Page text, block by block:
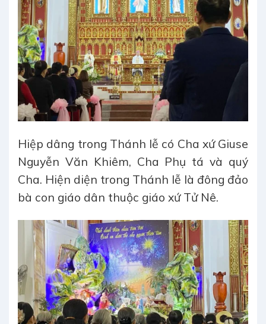
Hiệp dâng trong Thánh lễ có Cha xứ Giuse
Nguyễn Văn Khiêm, Cha Phụ tá và quý
Cha. Hiện diện trong Thánh lễ là đông đảo
bà con giáo dân thuộc giáo xứ Tử Nê.